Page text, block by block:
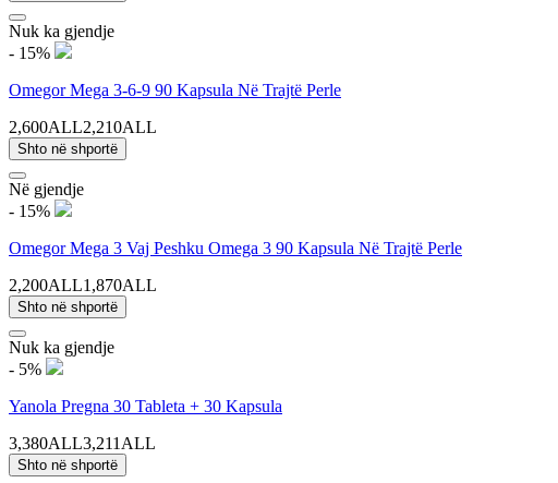
Nuk ka gjendje
- 15%
Omegor Mega 3-6-9 90 Kapsula Në Trajtë Perle
2,600ALL2,210ALL
Shto në shportë
Në gjendje
- 15%
Omegor Mega 3 Vaj Peshku Omega 3 90 Kapsula Në Trajtë Perle
2,200ALL1,870ALL
Shto në shportë
Nuk ka gjendje
- 5%
Yanola Pregna 30 Tableta + 30 Kapsula
3,380ALL3,211ALL
Shto në shportë